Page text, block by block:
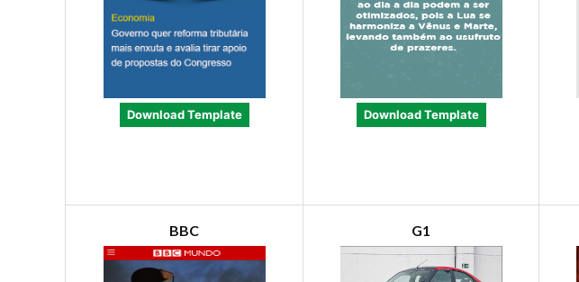
Download Template Download Template
BBC G1